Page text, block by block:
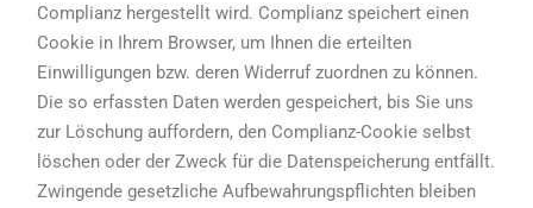
Complianz hergestellt wird. Complianz speichert einen
Cookie in Ihrem Browser, um Ihnen die erteilten
Einwilligungen bzw. deren Widerruf zuordnen zu können.
Die so erfassten Daten werden gespeichert, bis Sie uns
zur Löschung auffordern, den Complianz-Cookie selbst
löschen oder der Zweck für die Datenspeicherung entfällt.
Zwingende gesetzliche Aufbewahrungspflichten bleiben